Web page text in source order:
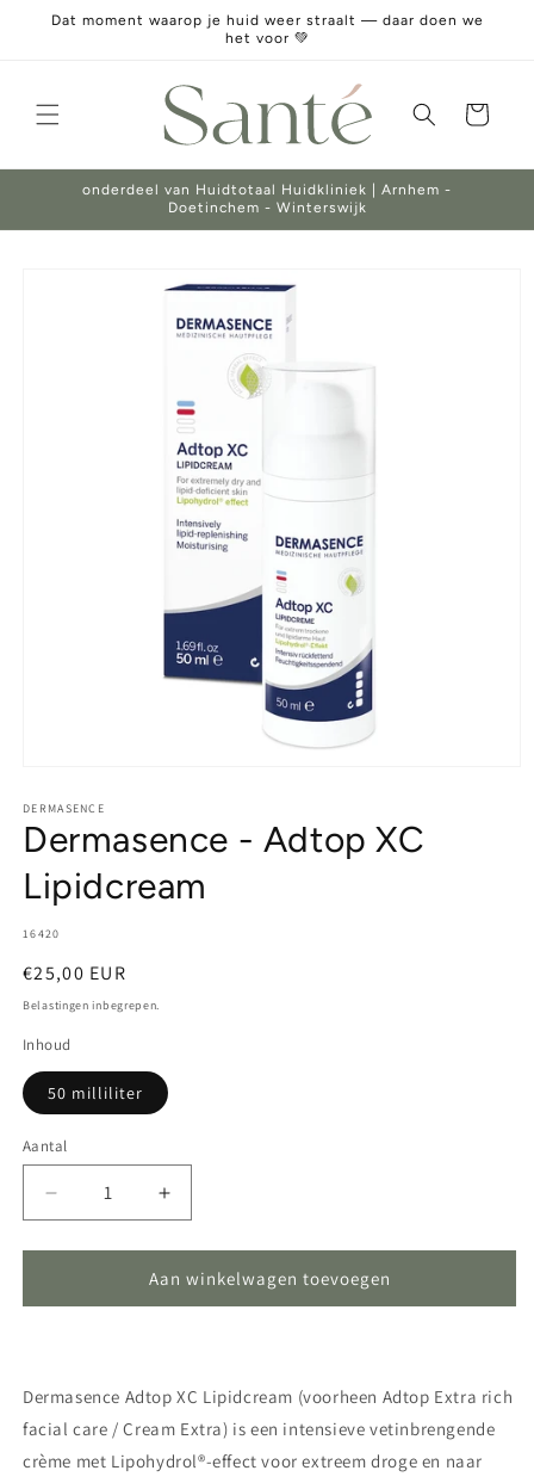
naar de
Dat moment waarop je huid weer straalt — daar doen we
het voor 💚
Winkelwagen
onderdeel van Huidtotaal Huidkliniek | Arnhem -
Doetinchem - Winterswijk
DERMASENCE
Dermasence - Adtop XC
Lipidcream
SKU:
16420
Normale
prijs
€25,00 EUR
Belastingen inbegrepen.
Inhoud
50 milliliter
Aantal
Aantal
Aantal
verlagen
voor
Dermasence
-
Aantal
verhogen
voor
Dermasence
-
Aan winkelwagen toevoegen
Dermasence Adtop XC Lipidcream (voorheen Adtop Extra rich
facial care / Cream Extra) is een intensieve vetinbrengende
crème met Lipohydrol®-effect voor extreem droge en naar